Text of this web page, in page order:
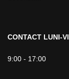
CONTACT LUNI-
9:00 - 17:00